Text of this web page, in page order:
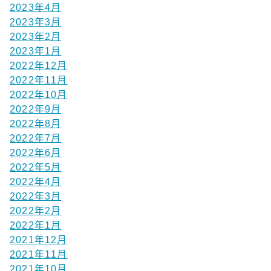
2023年4月
2023年3月
2023年2月
2023年1月
2022年12月
2022年11月
2022年10月
2022年9月
2022年8月
2022年7月
2022年6月
2022年5月
2022年4月
2022年3月
2022年2月
2022年1月
2021年12月
2021年11月
2021年10月